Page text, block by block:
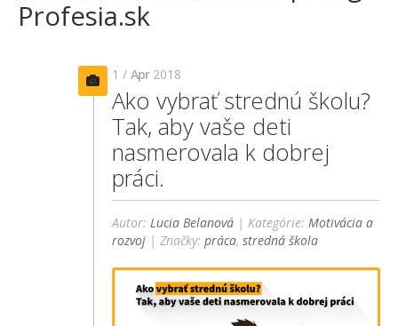
Profesia.sk
1 /Apr 2018
Ako vybrať strednú školu?
Tak, aby vaše deti
nasmerovala k dobrej
práci.
Autor:Lucia Belanová | Kategórie:Motivácia a
rozvoj | Značky:práca,stredná škola